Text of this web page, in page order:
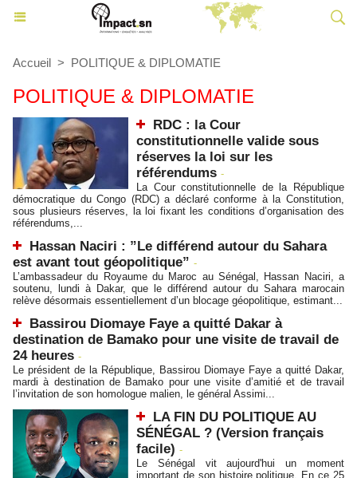
Accueil > POLITIQUE & DIPLOMATIE
POLITIQUE & DIPLOMATIE
RDC : la Cour
constitutionnelle valide sous
réserves la loi sur les
référendums -
La Cour constitutionnelle de la République
démocratique du Congo (RDC) a déclaré conforme à la Constitution,
sous plusieurs réserves, la loi fixant les conditions d’organisation des
référendums,...
Hassan Naciri : ”Le différend autour du Sahara
est avant tout géopolitique” -
L’ambassadeur du Royaume du Maroc au Sénégal, Hassan Naciri, a
soutenu, lundi à Dakar, que le différend autour du Sahara marocain
relève désormais essentiellement d’un blocage géopolitique, estimant...
Bassirou Diomaye Faye a quitté Dakar à
destination de Bamako pour une visite de travail de
24 heures -
Le président de la République, Bassirou Diomaye Faye a quitté Dakar,
mardi à destination de Bamako pour une visite d’amitié et de travail
l’invitation de son homologue malien, le général Assimi...
LA FIN DU POLITIQUE AU
SÉNÉGAL ? (Version français
facile) -
Le Sénégal vit aujourd'hui un moment
important de son histoire politique. En ce 25